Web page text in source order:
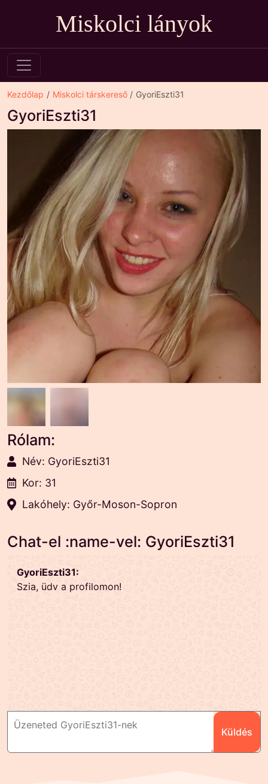
Miskolci lányok
Kezdőlap Miskolci társkereső GyoriEszti31
GyoriEszti31
Rólam:
Név: GyoriEszti31
Kor: 31
Lakóhely: Győr-Moson-Sopron
Chat-el :name-vel: GyoriEszti31
GyoriEszti31:
Szia, üdv a profilomon!
Küldés